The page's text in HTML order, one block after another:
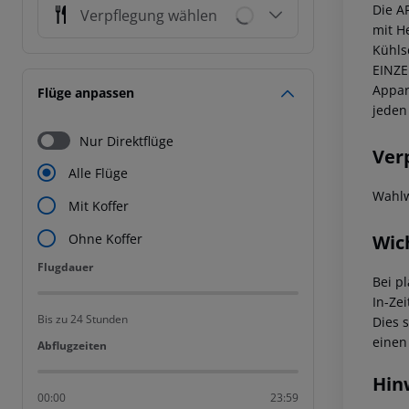
Verpflegung wählen
Flüge anpassen
Nur Direktflüge
Alle Flüge
Mit Koffer
Ohne Koffer
Flugdauer
Flugdauer
Bis zu 24 Stunden
Abflugzeiten
Abflugzeiten
00:00 23:59
Die
mit
Bei
In-
Dies